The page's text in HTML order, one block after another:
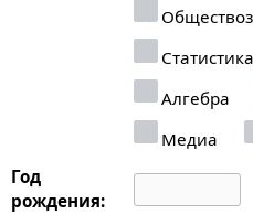
Статистика
Алгебра
Медиа
Год
рождения: